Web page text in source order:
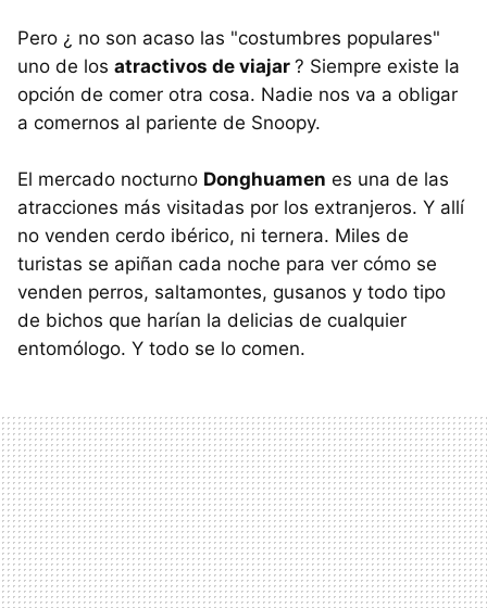
Pero ¿ no son acaso las "costumbres populares"
uno de los atractivos de viajar ? Siempre existe la
opción de comer otra cosa. Nadie nos va a obligar
a comernos al pariente de Snoopy.
El mercado nocturno Donghuamen es una de las
atracciones más visitadas por los extranjeros. Y allí
no venden cerdo ibérico, ni ternera. Miles de
turistas se apiñan cada noche para ver cómo se
venden perros, saltamontes, gusanos y todo tipo
de bichos que harían la delicias de cualquier
entomólogo. Y todo se lo comen.